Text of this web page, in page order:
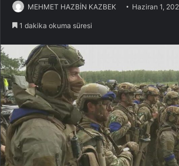
MEHMET HAZBİN KAZBEK Haziran 1,
1 dakika okuma süresi